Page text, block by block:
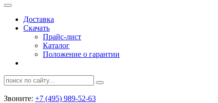
Доставка
Скачать
Прайс-лист
Каталог
Положение о гарантии
Звоните: +7 (495) 989-52-63